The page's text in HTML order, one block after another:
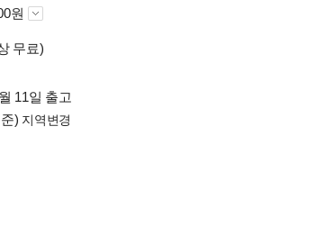
원
무료)
11일 출고
) 지역변경